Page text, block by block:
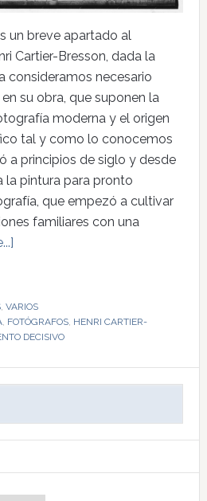
un breve apartado al
Cartier-Bresson, dada la
consideramos necesario
su obra, que suponen la
moderna y el origen
tal y como lo conocemos
a principios de siglo y desde
la pintura para pronto
que empezó a cultivar
familiares con una
, VARIOS
, FOTÓGRAFOS, HENRI CARTIER-
DECISIVO